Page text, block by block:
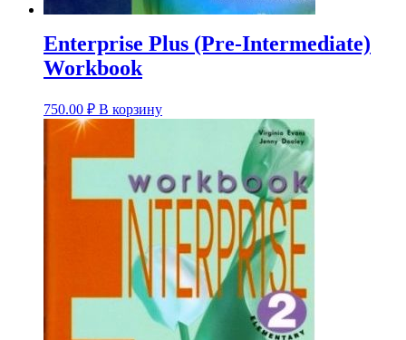
Enterprise Plus (Pre-Intermediate)
Workbook
750.00 ₽ В корзину